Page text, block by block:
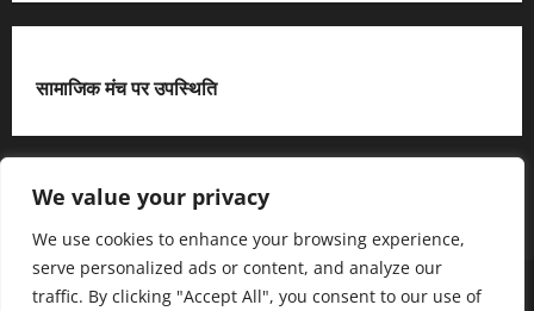
We value your privacy
We use cookies to enhance your browsing experience,
serve personalized ads or content, and analyze our
traffic. By clicking "Accept All", you consent to our use of
सामाजिक मंच पर उपस्थिति
X
हमसे जुड़ें
आधिकारिक नीति पृष्ठ (Privacy Policy)